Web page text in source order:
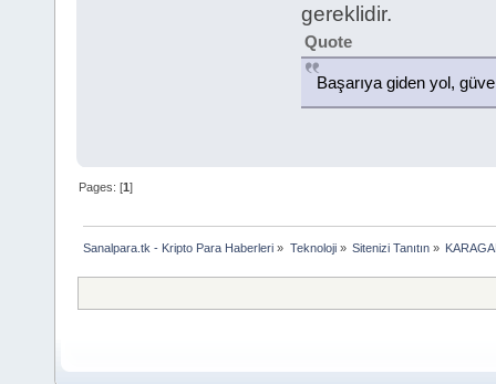
gereklidir.
Quote
Başarıya giden yol,
Pages: [1]
Sanalpara.tk - Kripto Para Haberleri » Teknoloji» Sitenizi Tanıtın»